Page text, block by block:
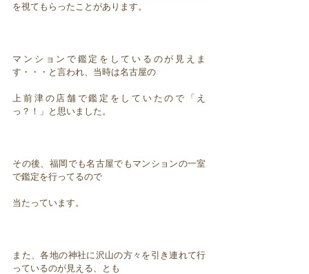
を視てもらったことがあります。
マンションで鑑定をしているのが見えま
す・・・と言われ、当時は名古屋の
上前津の店舗で鑑定をしていたので「え
っ？！」と思いました。
その後、福岡でも名古屋でもマンションの一室
で鑑定を行ってるので
当たっています。
また、各地の神社に沢山の方々を引き連れて行
っているのが見える、とも